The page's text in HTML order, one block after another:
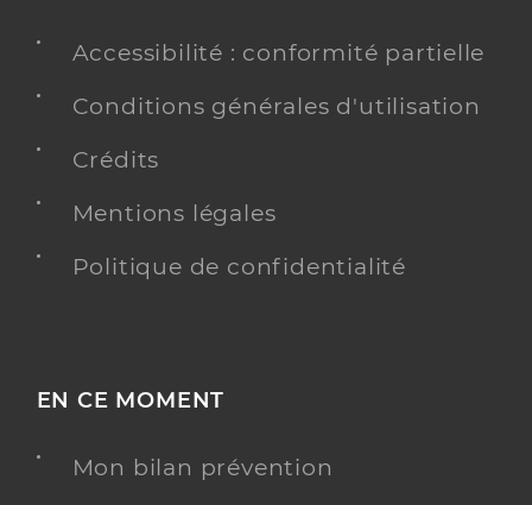
Accessibilité : conformité partielle
Conditions générales d'utilisation
Crédits
Mentions légales
Politique de confidentialité
EN CE MOMENT
Mon bilan prévention